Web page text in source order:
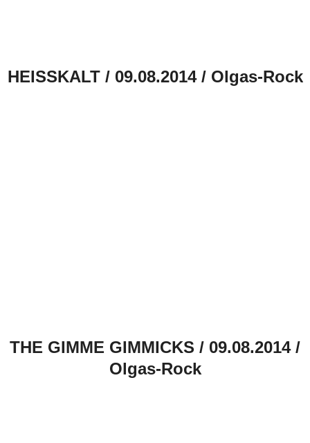
HEISSKALT / 09.08.2014 / Olgas-Rock
THE GIMME GIMMICKS / 09.08.2014 /
Olgas-Rock